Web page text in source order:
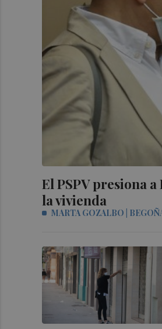
El PSPV presiona
la vivienda
MARTA GOZALBO |